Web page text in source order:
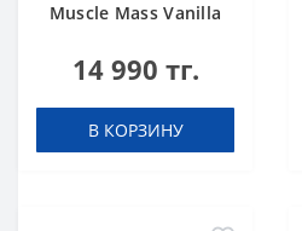
Muscle Mass Vanilla
14 990 тг.
В КОРЗИНУ